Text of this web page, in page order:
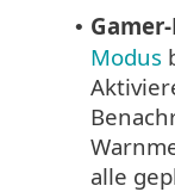
•
Modus
alle